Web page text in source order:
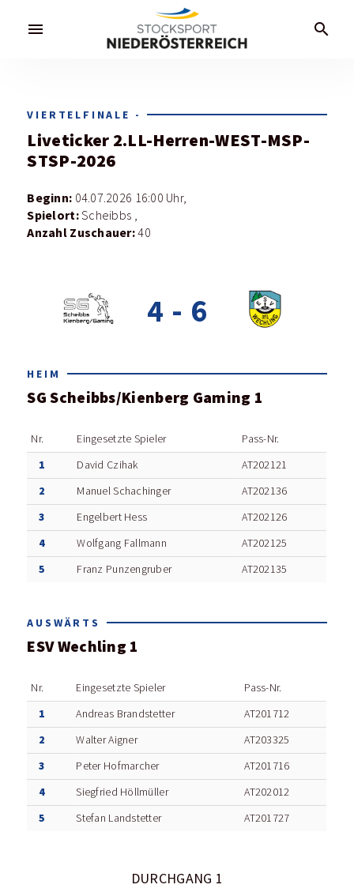
menu search
VIERTELFINALE -
Liveticker 2.LL-Herren-WEST-MSP-
STSP-2026
Beginn: 04.07.2026 16:00 Uhr,
Spielort:Scheibbs ,
Anzahl Zuschauer:40
4 - 6
HEIM
SG Scheibbs/Kienberg Gaming 1
Nr. Eingesetzte Spieler Pass-Nr.
1 David Czihak AT202121
2 Manuel Schachinger AT202136
3 Engelbert Hess AT202126
4 Wolfgang Fallmann AT202125
5 Franz Punzengruber AT202135
AUSWÄRTS
ESV Wechling 1
Nr. Eingesetzte Spieler Pass-Nr.
1 Andreas Brandstetter AT201712
2 Walter Aigner AT203325
3 Peter Hofmarcher AT201716
4 Siegfried Höllmüller AT202012
5 Stefan Landstetter AT201727
DURCHGANG 1